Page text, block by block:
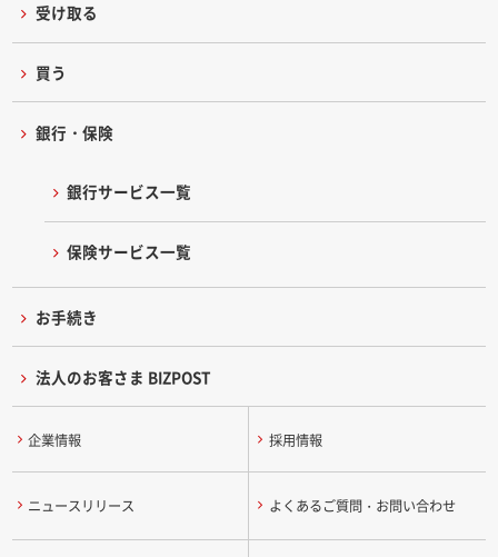
受け取る
買う
銀行・保険
銀行サービス一覧
保険サービス一覧
お手続き
法人のお客さま BIZPOST
企業情報 採用情報
ニュースリリース よくあるご質問・お問い合わせ